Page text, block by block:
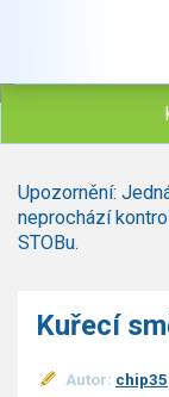
Polévky
Studená kuchyně
hovězí, telecí
vnitřnosti
Upozornění:
neprochází
STOBu.
Kuřecí
Autor: chip35